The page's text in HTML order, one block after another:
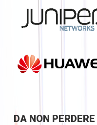
DANON PERDERE